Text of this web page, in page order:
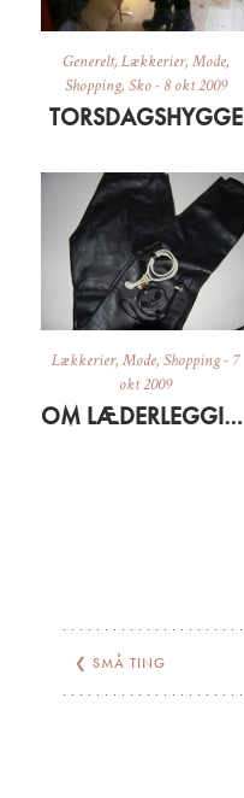
Generelt, Lækkerier, Mode,
Shopping, Sko-8 okt 2009
TORSDAGSHYGGE
Lækkerier,Mode,Shopping- 7
okt 2009
OM LÆDERLEGGINS OG GRÆSKARSUPPE
❮ SMÅ TING